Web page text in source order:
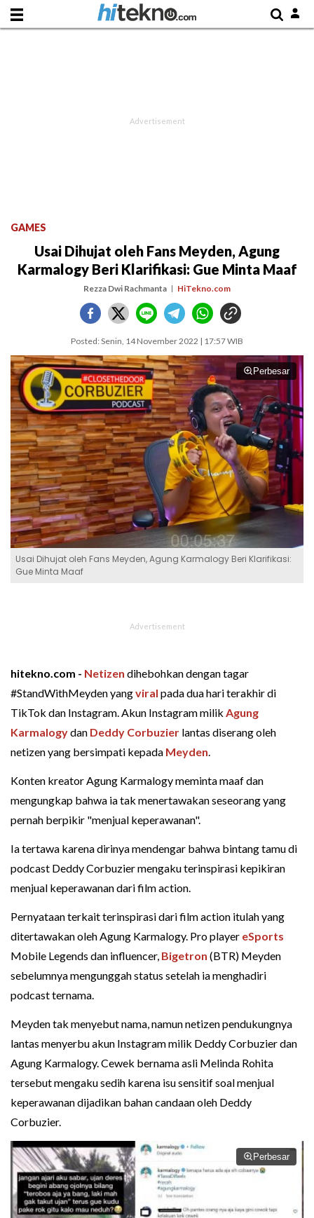
GAMES
Usai Dihujat oleh Fans Meyden, Agung
Karmalogy Beri Klarifikasi: Gue Minta Maaf
Rezza Dwi Rachmanta HiTekno.com
Posted: Senin, 14 November 2022 | 17:57 WIB
Perbesar
Usai Dihujat oleh Fans Meyden, Agung Karmalogy Beri Klarifikasi:
Gue Minta Maaf
hitekno.com - Netizen dihebohkan dengan tagar
#StandWithMeyden yangviral pada dua hari terakhir di
TikTok dan Instagram. Akun Instagram milik Agung
Karmalogydan Deddy Corbuzier lantas diserang oleh
netizen yang bersimpati kepada Meyden.
Konten kreator Agung Karmalogy meminta maaf dan
mengungkap bahwa ia tak menertawakan seseorang yang
pernah berpikir "menjual keperawanan".
Ia tertawa karena dirinya mendengar bahwa bintang tamu di
podcast Deddy Corbuzier mengaku terinspirasi kepikiran
menjual keperawanan dari film action.
Pernyataan terkait terinspirasi dari film action itulah yang
ditertawakan oleh Agung Karmalogy. Pro player eSports
Mobile Legends dan influencer, Bigetron (BTR) Meyden
sebelumnya mengunggah status setelah ia menghadiri
podcast ternama.
Meyden tak menyebut nama, namun netizen pendukungnya
lantas menyerbu akun Instagram milik Deddy Corbuzier dan
Agung Karmalogy. Cewek bernama asli Melinda Rohita
tersebut mengaku sedih karena isu sensitif soal menjual
keperawanan dijadikan bahan candaan oleh Deddy
Corbuzier.
Perbesar